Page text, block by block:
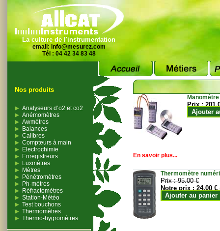
La culture de l'instrumentation
email: info@mesurez.com
Tél : 04 42 34 83 48
Nos produits
Analyseurs d’o2 et co2
Anémomètres
Awmètres
Balances
Calibres
Compteurs à main
Electrochimie
Enregistreurs
Luxmètres
Mètres
Pénétromètres
Ph-mètres
Réfractomètres
Station-Météo
Test bouchons
Thermomètres
Thermo-hygromètres
Prix :
Ajouter
En savoir plus...
Thermomètre
Prix :95.00 €
Notre prix :24.00 €
Ajouter au panier